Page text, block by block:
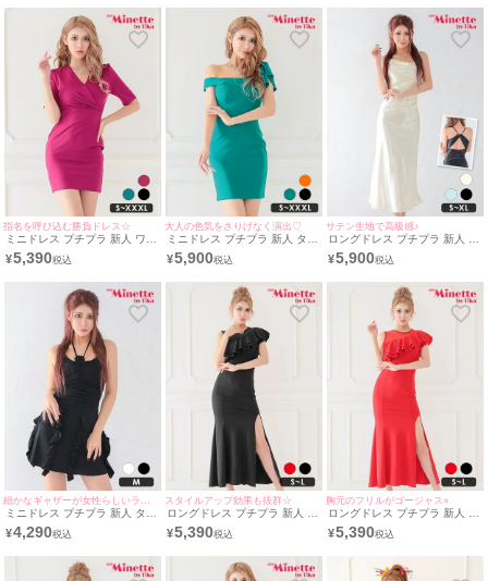
応) | myMinette/マイミネット
ドレス着用) [myMinette/マイミ
ャバドレス （波北かほ着
用/S~XXXLサイズ対応） |
myMinette/マイミネット
指名を呼び込む勝負ドレス☆
ミニドレス プチプラ 新人 ワン
ピース ラウンジ 半袖 低身長
胸元隠し スナック 同伴 ピンク
用/S~XXXLサイズ対応） |
myMinette/マイミネット
¥5,390
大人の色気をさりげなく演出♡
ミニドレス プチプラ 新人 タイ
ト ラウンジ ワンショル 低身
長 胸元隠し 肩あき フリル 緑
用/S~XXXL対応) | myMinette/
マイミネット
¥5,900
サテン生地で高級感♪
ロングドレス プチプラ 新人 タ
イト セクシー ラウンジ キャミ
ソール 背中魅せ スナック ドレ
ドレス (波北かほ着用/S~XLサ
イズ対応) | myMinette/マイミ
¥5,900
ミニドレス プチプラ 新人 タイ
ト ワンピース ラウンジ キャミ
ソール 低身長 胸元隠し 背中魅
ス （みのり着用/Mサイズ対
応） | myMinette/マイミネット
¥4,290
スタイルアップ効果も抜群☆
ロングドレス プチプラ 新人 タ
イト スリット セクシー ラウン
ジ ノースリーブ 半袖 胸元隠し
ャバドレス (波北かほ着用/S~L
サイズ対応) | myMinette/マイ
¥5,390
胸元のフリルがゴージャス⭐︎
ロングドレス プチプラ 新人 タ
イト スリット セクシー ラウン
ジ ノースリーブ 半袖 胸元隠し
ス (波北かほ着用/S~Lサイズ対
応) | myMinette/マイミネット
¥5,390